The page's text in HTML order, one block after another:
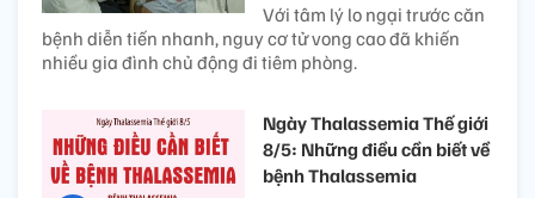
Với tâm lý lo ngại trước căn
bệnh diễn tiến nhanh, nguy cơ tử vong cao đã khiến
nhiều gia đình chủ động đi tiêm phòng.
Ngày Thalassemia Thế giới
8/5: Những điều cần biết về
bệnh Thalassemia